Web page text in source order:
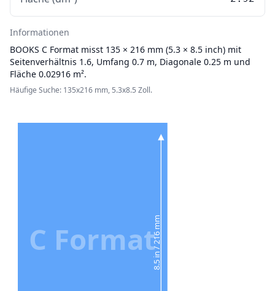
Informationen
BOOKS C Format misst 135 × 216 mm (5.3 × 8.5 inch) mit
Seitenverhältnis 1.6, Umfang 0.7 m, Diagonale 0.25 m und
Fläche 0.02916 m².
Häufige Suche: 135x216 mm, 5.3x8.5 Zoll.
8.5 in / 216 mm
C Format